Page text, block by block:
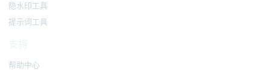
隐水印工具
提示词工具
帮助中心